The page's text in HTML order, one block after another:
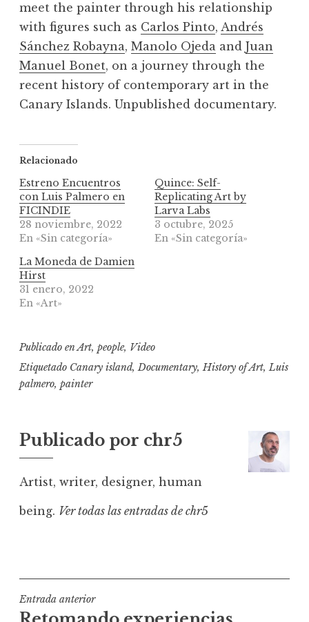
meet the painter through his relationship
with figures such as Carlos Pinto, Andrés
Sánchez Robayna, Manolo Ojeda and Juan
Manuel Bonet, on a journey through the
recent history of contemporary art in the
Canary Islands. Unpublished documentary.
Relacionado
Estreno Encuentros
con Luis Palmero en
FICINDIE
28 noviembre, 2022
En «Sin categoría»
Quince: Self-
Replicating Art by
Larva Labs
3 octubre, 2025
En «Sin categoría»
La Moneda de Damien
Hirst
31 enero, 2022
En «Art»
Publicado enArt, people, Video
Etiquetado Canary island,Documentary,History of Art,Luis
palmero, painter
Publicado por chr5
Artist, writer, designer, human
being. Ver todas las entradas de chr5
Navegación
Entrada anterior